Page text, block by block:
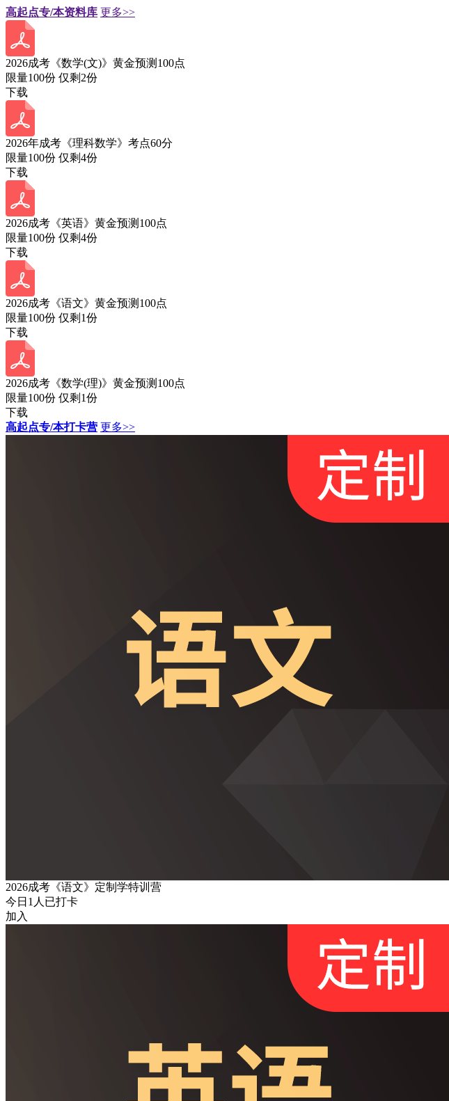
高起点专/本资料库 更多>>
2026成考《数学(文)》黄金预测100点
限量100份 仅剩 2份
下载
2026年成考《理科数学》考点60分
限量100份 仅剩4份
下载
2026成考《英语》黄金预测100点
限量100份 仅剩4份
下载
2026成考《语文》黄金预测100点
限量100份 仅剩 1份
下载
2026成考《数学(理)》黄金预测100点
限量100份 仅剩 1份
下载
高起点专/本打卡营 更多>>
2026成考《语文》定制学特训营
今日 1 人已打卡
加入